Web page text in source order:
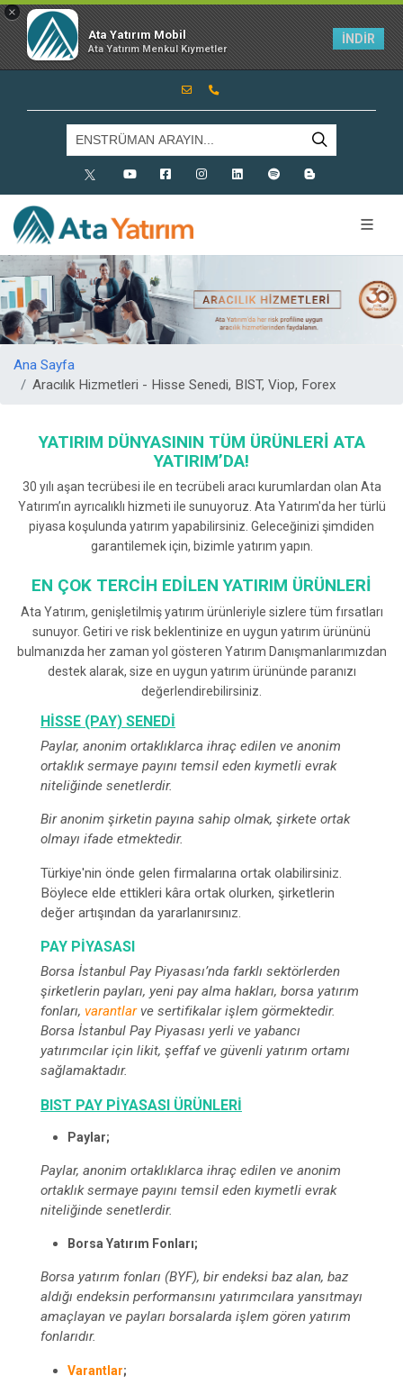
×
Ata Yatırım Mobil
Ata Yatırım Menkul Kıymetler
İNDİR
X Youtube FacebookInstagramLinkedinSpotify
Ana Sayfa
Aracılık Hizmetleri - Hisse Senedi, BIST, Viop, Forex
YATIRIM DÜNYASININ TÜM ÜRÜNLERI ATA
YATIRIM’DA!
30 yılı aşan tecrübesi ile en tecrübeli aracı kurumlardan olan Ata
Yatırım’ın ayrıcalıklı hizmeti ile sunuyoruz. Ata Yatırım'da her türlü
piyasa koşulunda yatırım yapabilirsiniz. Geleceğinizi şimdiden
garantilemek için, bizimle yatırım yapın.
EN ÇOK TERCIH EDILEN YATIRIM ÜRÜNLERI
Ata Yatırım, genişletilmiş yatırım ürünleriyle sizlere tüm fırsatları
sunuyor. Getiri ve risk beklentinize en uygun yatırım ürününü
bulmanızda her zaman yol gösteren Yatırım Danışmanlarımızdan
destek alarak, size en uygun yatırım ürününde paranızı
değerlendirebilirsiniz.
HISSE (PAY) SENEDI
Paylar, anonim ortaklıklarca ihraç edilen ve anonim
ortaklık sermaye payını temsil eden kıymetli evrak
niteliğinde senetlerdir.
Bir anonim şirketin payına sahip olmak, şirkete ortak
olmayı ifade etmektedir.
Türkiye'nin önde gelen firmalarına ortak olabilirsiniz.
Böylece elde ettikleri kâra ortak olurken, şirketlerin
değer artışından da yararlanırsınız.
PAY PIYASASI
Borsa İstanbul Pay Piyasası’nda farklı sektörlerden
şirketlerin payları, yeni pay alma hakları, borsa yatırım
fonları, varantlarve sertifikalar işlem görmektedir.
Borsa İstanbul Pay Piyasası yerli ve yabancı
yatırımcılar için likit, şeffaf ve güvenli yatırım ortamı
sağlamaktadır.
BIST PAY PIYASASI ÜRÜNLERI
Paylar;
Paylar, anonim ortaklıklarca ihraç edilen ve anonim
ortaklık sermaye payını temsil eden kıymetli evrak
niteliğinde senetlerdir.
Borsa Yatırım Fonları;
Borsa yatırım fonları (BYF), bir endeksi baz alan, baz
aldığı endeksin performansını yatırımcılara yansıtmayı
amaçlayan ve payları borsalarda işlem gören yatırım
fonlarıdır.
Varantlar;